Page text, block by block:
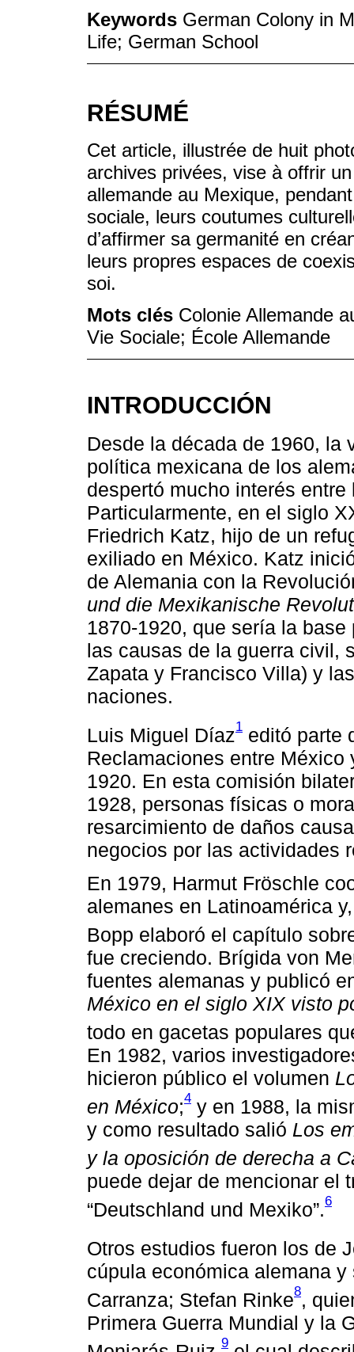
Keywords German Colony in
Life; German School
RÉSUMÉ
Cet article, illustrée de huit
archives privées, vise à offrir
allemande au Mexique,
sociale, leurs coutumes
d’affirmer sa germanité en
leurs propres espaces de
soi.
Mots clés Colonie Allemande
Vie Sociale; École Allemande
INTRODUCCIÓN
Desde la década de 1960, la
política mexicana de los
despertó mucho interés
Particularmente, en el siglo
Friedrich Katz, hijo de un
exiliado en México. Katz
de Alemania con la
und die Mexikanische
1870-1920, que sería la
las causas de la guerra civil,
Zapata y Francisco Villa) y
naciones.
Luis Miguel Díaz1 editó parte
Reclamaciones entre
1920. En esta comisión
1928, personas físicas o
resarcimiento de daños
negocios por las actividades
En 1979, Harmut Fröschle
alemanes en Latinoamérica
Bopp elaboró el capítulo
fue creciendo. Brígida von
fuentes alemanas y publicó
México en el siglo XIX visto
todo en gacetas populares
En 1982, varios
hicieron público el volumen
en México;4 y en 1988, la
y como resultado salió Los
y la oposición de derecha a
puede dejar de mencionar el
“Deutschland und Mexiko”.6
Otros estudios fueron los de
cúpula económica alemana
Carranza; Stefan Rinke8,
Primera Guerra Mundial y la
9